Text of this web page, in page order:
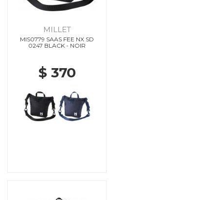
MILLET
MIS0779 SAAS FEE NX SD
0247 BLACK - NOIR
$ 370